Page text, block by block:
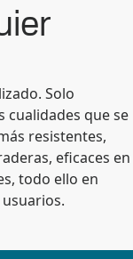
Solo
cualidades que se
resistentes,
eficaces en
todo ello en